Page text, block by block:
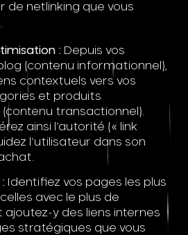
de netlinking que vous
: Depuis vos
(contenu informationnel),
contextuels vers vos
et produits
transactionnel).
ainsi l’autorité (« link
l’utilisateur dans son
Identifiez vos pages les plus
avec le plus de
ajoutez-y des liens internes
stratégiques que vous